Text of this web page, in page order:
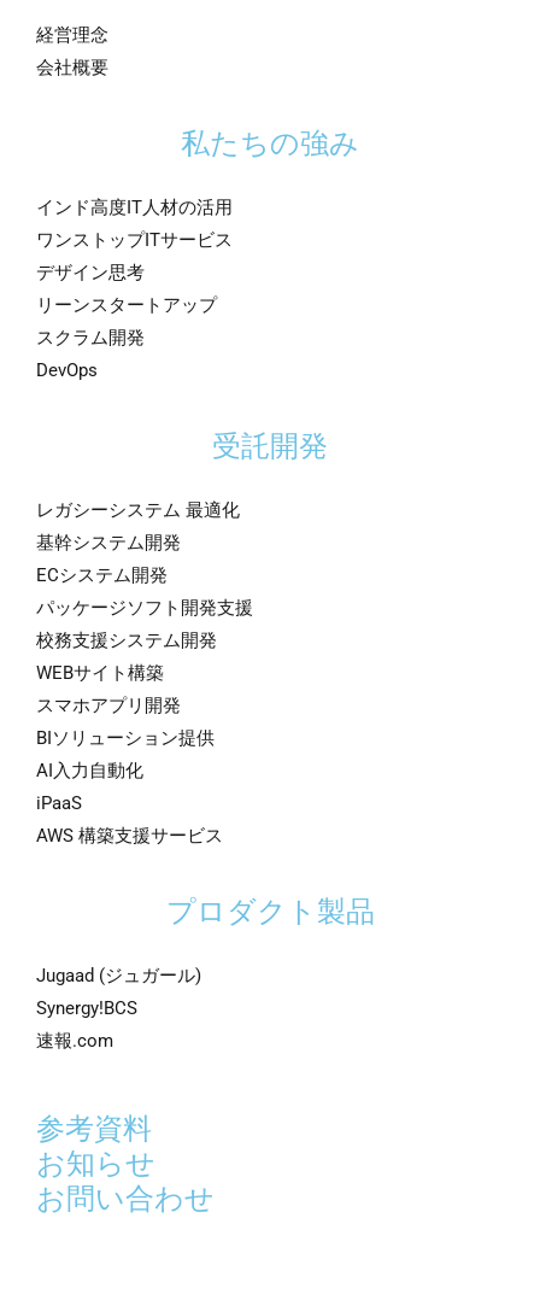
経営理念
会社概要
私たちの強み
インド高度IT人材の活用
ワンストップITサービス
デザイン思考
リーンスタートアップ
スクラム開発
DevOps
受託開発
レガシーシステム 最適化
基幹システム開発
ECシステム開発
パッケージソフト開発支援
校務支援システム開発
WEBサイト構築
スマホアプリ開発
BIソリューション提供
AI入力自動化
iPaaS
AWS 構築支援サービス
プロダクト製品
Jugaad (ジュガール)
Synergy!BCS
速報.com
参考資料
お知らせ
お問い合わせ